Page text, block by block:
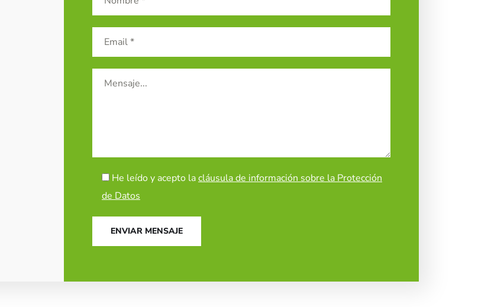
He leído y acepto lacláusula de información sobre la Protección
de Datos
ENVIAR MENSAJE